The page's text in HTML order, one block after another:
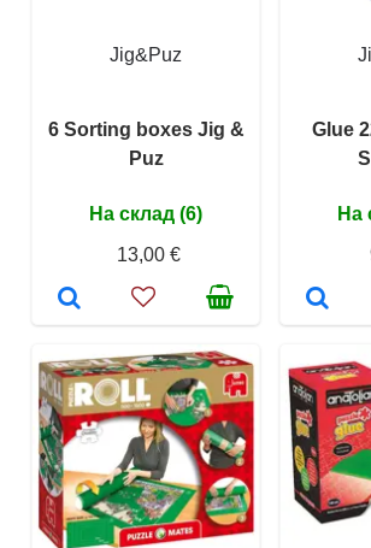
Jig&Puz
6 Sorting boxes Jig &
Puz
На склад (6)
13,00 €
Glue
На